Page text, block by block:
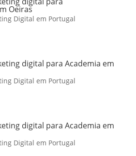
Oeiras
Digital em Portugal
digital para Academia em
Digital em Portugal
digital para Academia em
Digital em Portugal